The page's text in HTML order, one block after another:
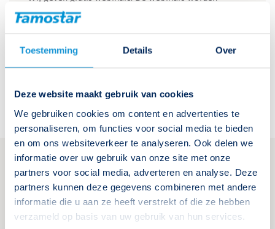
Toestemming Details Over
Deze website maakt gebruik van cookies
We gebruiken cookies om content en advertenties te
personaliseren, om functies voor social media te bieden
en om ons websiteverkeer te analyseren. Ook delen we
informatie over uw gebruik van onze site met onze
partners voor social media, adverteren en analyse. Deze
partners kunnen deze gegevens combineren met andere
informatie die u aan ze heeft verstrekt of die ze hebben
verzameld op basis van uw gebruik van hun services.
gegeven door Herman Meeuwesen. Herman is
noodverlichtingsdeskundige en trainer van het
Aankomende cursussen
08 september 2026